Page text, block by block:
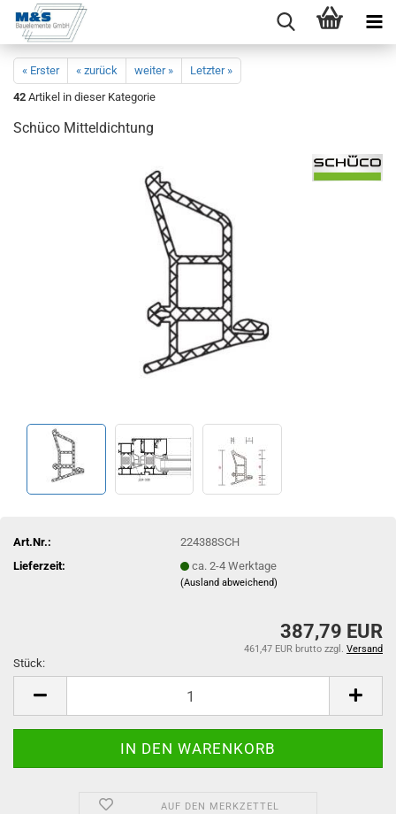
« Erster « zurück weiter »
Letzter »
42 Artikel in dieser Kategorie
Schü­co Mit­tel­dich­tung
Art.Nr.:
224388SCH
Lieferzeit:
ca. 2-4 Werktage
(Ausland abweichend)
387,79 EUR
461,47 EUR brutto zzgl. Versand
Stück:
AUF DEN MERKZETTEL